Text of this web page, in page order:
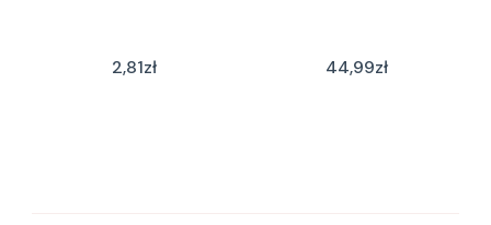
2,81zł 44,99zł